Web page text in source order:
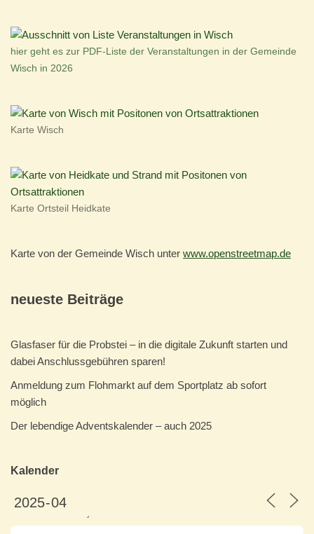
hier geht es zur PDF-Liste der Veranstaltungen in der Gemeinde
Wisch in 2026
Karte Wisch
Karte Ortsteil Heidkate
Karte von der Gemeinde Wisch unter www.openstreetmap.de
neueste Beiträge
Glasfaser für die Probstei – in die digitale Zukunft starten und
dabei Anschlussgebühren sparen!
Anmeldung zum Flohmarkt auf dem Sportplatz ab sofort
möglich
Der lebendige Adventskalender – auch 2025
Kalender